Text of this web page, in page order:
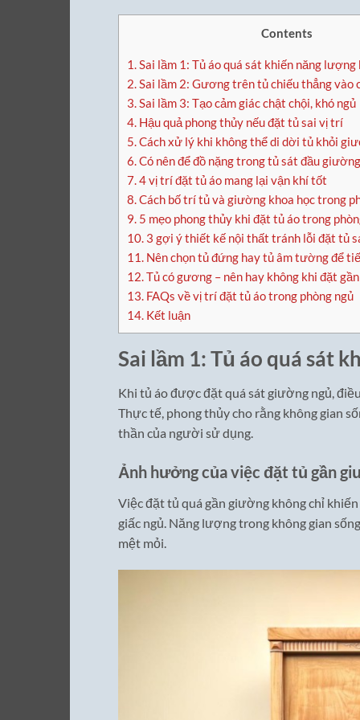
Contents
1.Sai lầm 1: Tủ áo quá sát khiến năng
2.Sai lầm 2: Gương trên tủ chiếu thẳng vào
3.Sai lầm 3: Tạo cảm giác chật chội, khó ngủ
4. Hậu quả phong thủy nếu đặt tủ sai vị trí
5.Cách xử lý khi không thể di dời tủ khỏi
6.Có nên để đồ nặng trong tủ sát đầu
7.4 vị trí đặt tủ áo mang lại vận khí tốt
8.Cách bố trí tủ và giường khoa học trong
9. 5 mẹo phong thủy khi đặt tủ áo trong
10. 3 gợi ý thiết kế nội thất tránh lỗi đặt tủ
11. Nên chọn tủ đứng hay tủ âm tường để
12.Tủ có gương – nên hay không khi đặt
13. FAQs về vị trí đặt tủ áo trong phòng ngủ
14. Kết luận
Sai lầm 1: Tủ áo quá sát
Khi tủ áo được đặt quá sát giường ngủ,
Thực tế, phong thủy cho rằng không gian
thần của người sử dụng.
Ảnh hưởng của việc đặt tủ gần
Việc đặt tủ quá gần giường không chỉ
giấc ngủ. Năng lượng trong không gian
mệt mỏi.